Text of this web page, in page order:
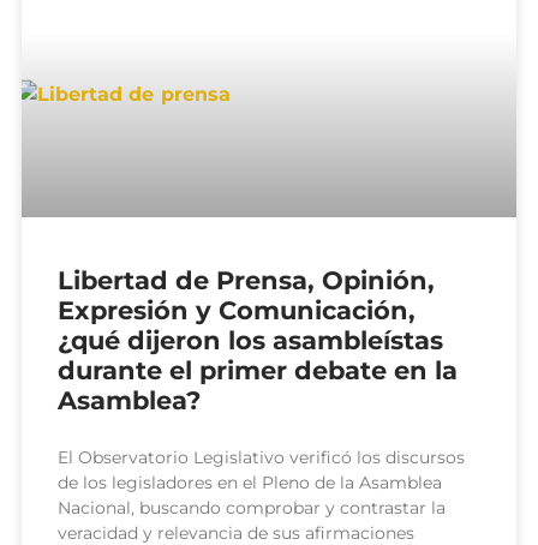
Libertad de Prensa, Opinión,
Expresión y Comunicación,
¿qué dijeron los asambleístas
durante el primer debate en la
Asamblea?
El Observatorio Legislativo verificó los discursos
de los legisladores en el Pleno de la Asamblea
Nacional, buscando comprobar y contrastar la
veracidad y relevancia de sus afirmaciones